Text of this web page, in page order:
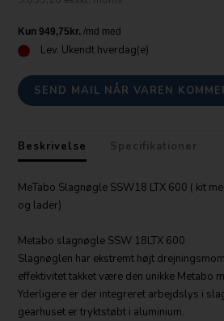
Lev. Ukendt hverdag(e)
SEND MAIL NÅR VAREN
Beskrivelse Specifikationer
MeTabo Slagnøgle SSW18 LTX 600 ( kit
og lader)
Metabo slagnøgle SSW 18LTX 600
Slagnøglen har ekstremt højt
effektivitet takket være den unikke Metabo
Yderligere er der integreret arbejdslys i
gearhuset er tryktstøbt i aluminium.